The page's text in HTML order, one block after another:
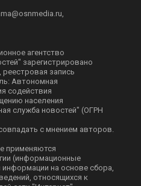
,
агентство
зарегистрировано
запись
Автономная
содействия
населения
служба новостей" (ОГРН
с мнением авторов.
применяются
(информационные
информации на основе сбора,
относящихся к